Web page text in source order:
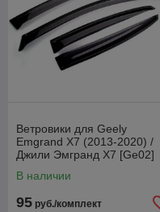
Ветровики для Geely
Emgrand X7 (2013-2020) /
Джили Эмгранд Х7 [Ge02]
В наличии
95 руб./комплект